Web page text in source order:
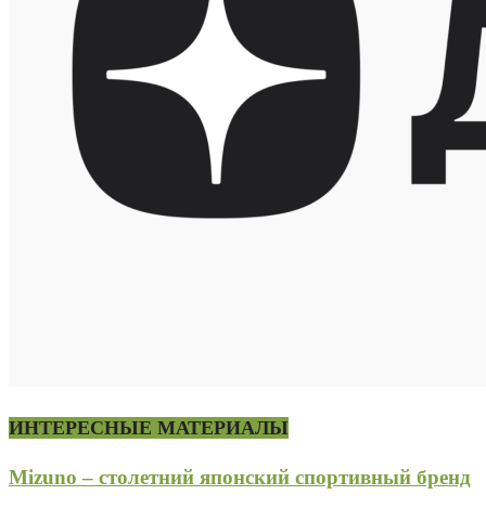
ИНТЕРЕСНЫЕ МАТЕРИАЛЫ
Mizuno – столетний японский спортивный бренд